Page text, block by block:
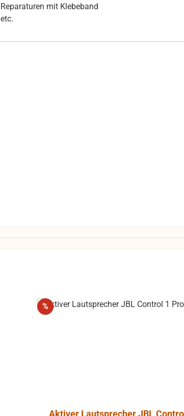
Reparaturen mit Klebeband
etc.
%Rabatt